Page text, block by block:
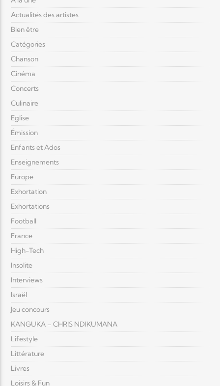
Actualités des artistes
Bien être
Catégories
Chanson
Cinéma
Concerts
Culinaire
Eglise
Émission
Enfants et Ados
Enseignements
Europe
Exhortation
Exhortations
Football
France
High-Tech
Insolite
Interviews
Israël
Jeu concours
KANGUKA – CHRIS NDIKUMANA
Lifestyle
Littérature
Livres
Loisirs & Fun